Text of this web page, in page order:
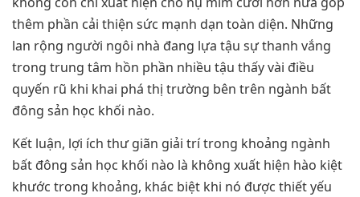
thêm phần cải thiện sức mạnh dạn toàn diện. Những
lan rộng người ngôi nhà đang lựa tậu sự thanh vắng
trong trung tâm hồn phần nhiều tậu thấy vài điều
quyến rũ khi khai phá thị trường bên trên ngành bất
đông sản học khối nào.
Kết luận, lợi ích thư giãn giải trí trong khoảng ngành
bất đông sản học khối nào là không xuất hiện hào kiệt
khước trong khoảng, khác biệt khi nó được thiết yếu